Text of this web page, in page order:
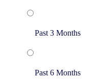
Past 3 Months
Past 6 Months